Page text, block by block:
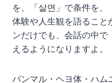
を、「살면」で条件を
体験や人生観を語ること
ンだけでも、会話の中
えるようになりますよ。
パンマル・ヘヨ体・ハム